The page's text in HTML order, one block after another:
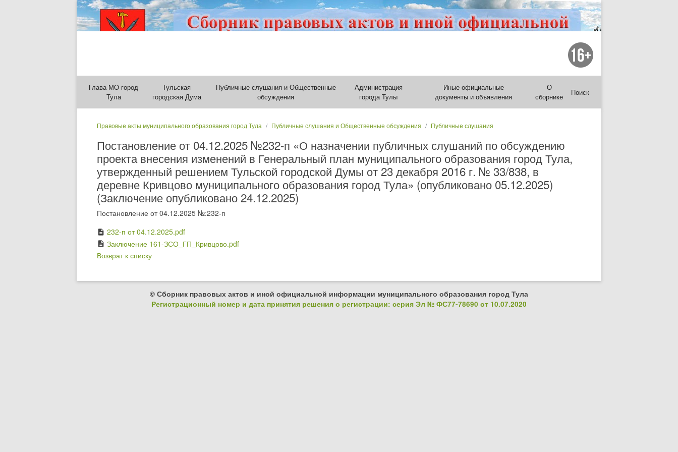
Глава МО город
Тула
Тульская
городская Дума
Публичные слушания и Общественные
обсуждения
Администрация
города Тулы
Иные официальные
документы и объявления
О
сборнике
Поиск
Правовые акты муниципального образования город Тула Публичные слушания и Общественные обсуждения Публичные слушания
Постановление от 04.12.2025 №232-п «О назначении публичных слушаний по обсуждению
проекта внесения изменений в Генеральный план муниципального образования город Тула,
утвержденный решением Тульской городской Думы от 23 декабря 2016 г. № 33/838, в
деревне Кривцово муниципального образования город Тула» (опубликовано 05.12.2025)
(Заключение опубликовано 24.12.2025)
Постановление от 04.12.2025 №:232-п
description 232-п от 04.12.2025.pdf
description Заключение 161-ЗСО_ГП_Кривцово.pdf
Возврат к списку
© Сборник правовых актов и иной официальной информации муниципального образования город Тула
Регистрационный номер и дата принятия решения о регистрации: серия Эл № ФС77-78690 от 10.07.2020